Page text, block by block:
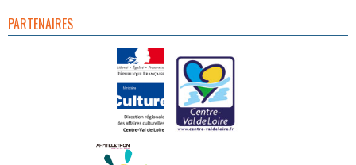
PARTENAIRES